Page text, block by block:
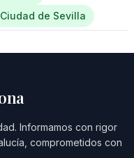
Ciudad de Sevilla
Informamos con rigor
comprometidos con